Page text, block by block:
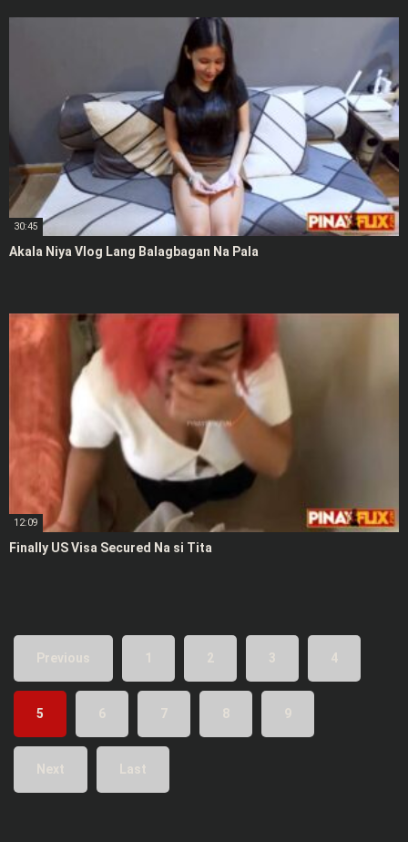
30:45
Akala Niya Vlog Lang Balagbagan Na Pala
12:09
Finally US Visa Secured Na si Tita
Previous 1 2 3 4
5 6 7 8 9
Next Last